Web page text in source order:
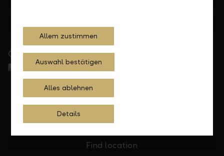
Close to you
Find location
Allem zustimmen
Auswahl bestätigen
Alles ablehnen
Details